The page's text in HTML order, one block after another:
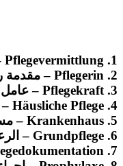
1. Pflegevermittlung – وكالة توظيف مقدمي الرعاية
2. Pflegerin – مقدمة رعاية (ممرضة)
3. Pflegekraft – عامل رعاية (مقدم رعاية صحية)
4. Häusliche Pflege – رعاية منزلية
5. Krankenhaus – مستشفى
6. Grundpflege – الرعاية الأساسية
7. Pflegedokumentation – توثيق الرعاية الصحية